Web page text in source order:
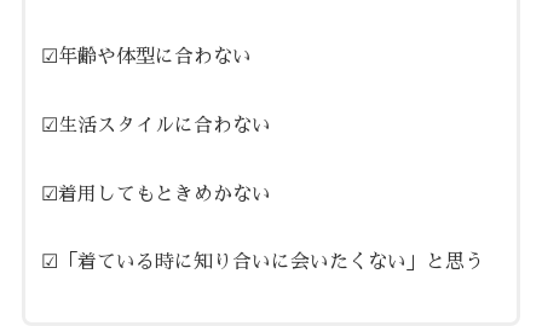
☑︎年齢や体型に合わない
☑︎生活スタイルに合わない
☑︎着用してもときめかない
☑︎「着ている時に知り合いに会いたくない」と思う